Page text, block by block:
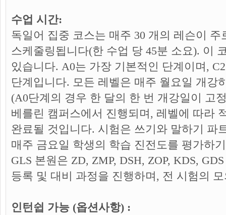
수업 시간:
독일어 집중 코스는 매주 30 개의 레슨이
스케줄링됩니다(한 수업 당 45분 소요). 이
있습니다. A0는 가장 기본적인 단계이며,
단계입니다. 모든 레벨은 매주 월요일 개강
(A0단계의 경우 한 달의 한 번 개강일이 고
베를린 캠퍼스에서 진행되며, 레벨에 따라
완료될 것입니다. 시험은 쓰기와 말하기 파
매주 금요일 학생의 학습 진전도를 평가하
GLS 본원은 ZD, ZMP, DSH, ZOP, KDS,
등록 및 대비 과정을 진행하며, 전 시험의
인턴쉽 가능 (옵션사항) :